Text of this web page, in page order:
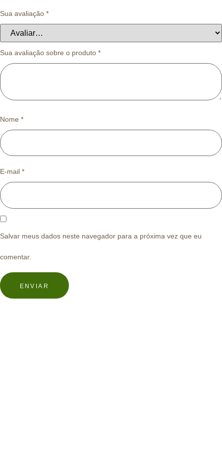
Sua avaliação *
Sua avaliação sobre o produto *
Nome *
E-mail *
Salvar meus dados neste navegador para a próxima vez que eu
comentar.